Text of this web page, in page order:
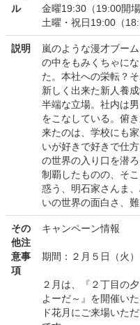
ル
金曜19:30（19:00開場
土曜・祝日19:00（
説明
嵐のような漫才ブー
の中をもみくちゃに
た。本社への栄転？
新しく出来た新人養
半端な立場。社内は
をこなしている。俯
来たのは、学校にも
いが好きで好きで仕
の世界の入り口を潜
制覇したものの、そ
惑う、明石家さんま
いの世界の面白さ、
その
他注
意事
項
キャンペーン情報
期間：２月５日（火）
２月は、『２丁目の
よーだ～』を開催い
ド花月にご来場いた